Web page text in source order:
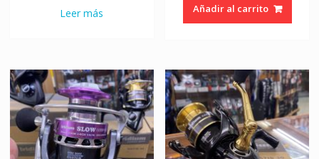
era:
Leer más Añadir al carrito